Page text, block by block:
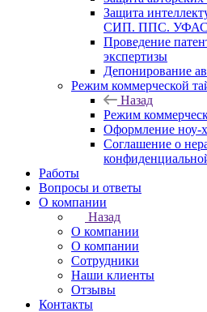
Защита
СИП. ППС. УФАС
Проведение
экспертизы
Депонирование
Режим коммерческой
Назад
Режим
Оформление ноу-
Соглашение о
Работы
Вопросы и ответы
О компании
Назад
О компании
О компании
Сотрудники
Наши клиенты
Отзывы
Контакты